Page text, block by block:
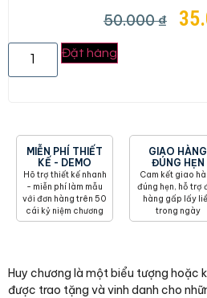
50.000₫
Đặt hàng
MIỄN PHÍ THIẾT
KẾ - DEMO
Hõ trợ thiết kế nhanh
- miễn phí làm mẫu
với đơn hàng trên 50
cái kỷ niệm chương
GIAO HÀNG
ĐÚNG HẸN
Cam kết giao
đúng hẹn, hỗ trợ
hàng gấp lấy
trong ngày
Huy chương là một biểu tượng hoặc
được trao tặng và vinh danh cho